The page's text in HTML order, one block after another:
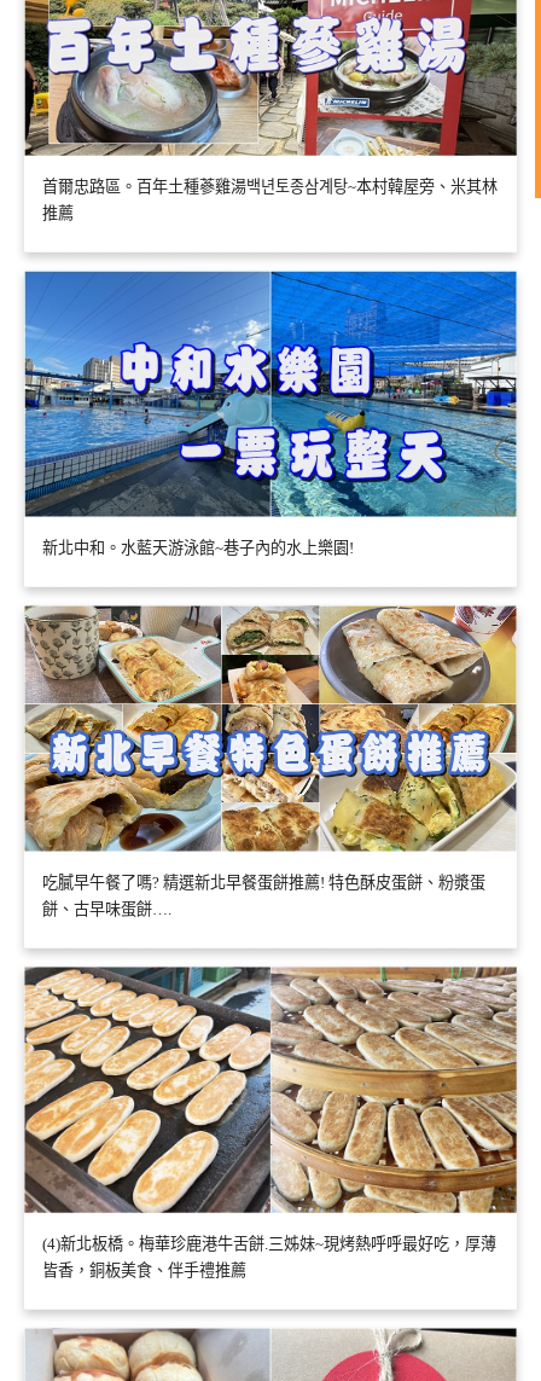
首爾忠路區。百年土種蔘雞湯백년토종삼계탕~本村韓屋旁、米其林
推薦
新北中和。水藍天游泳館~巷子內的水上樂園!
吃膩早午餐了嗎? 精選新北早餐蛋餅推薦! 特色酥皮蛋餅、粉漿蛋
餅、古早味蛋餅….
(4)新北板橋。梅華珍鹿港牛舌餅.三姊妹~現烤熱呼呼最好吃，厚薄
皆香，銅板美食、伴手禮推薦